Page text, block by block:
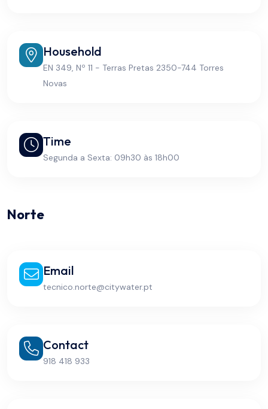
Household
EN 349, Nº 11 - Terras Pretas 2350-744 Torres
Novas
Time
Segunda a Sexta: 09h30 às 18h00
Norte
Email
tecnico.norte@citywater.pt
Contact
918 418 933